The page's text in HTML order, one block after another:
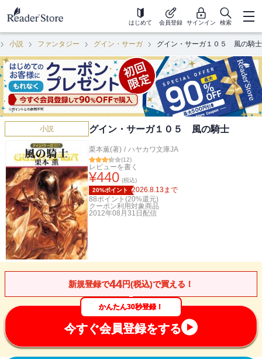
はじめて 会員登録 サインイン 検索
小説 ファンタジー グイン・サーガ グイン・サーガ１０５ 風の騎士
小説 グイン・サーガ１０５ 風の騎士
栗本薫(著) / ハヤカワ文庫JA
(12)
レビューを書く
¥440 (税込)
20%ポイント
2026.8.13まで
88ポイント(20%還元)
クーポン利用対象商品
2012年08月31日 配信
新規登録で44円(税込)で買える！
かんたん30秒登録！
今すぐ会員登録をする